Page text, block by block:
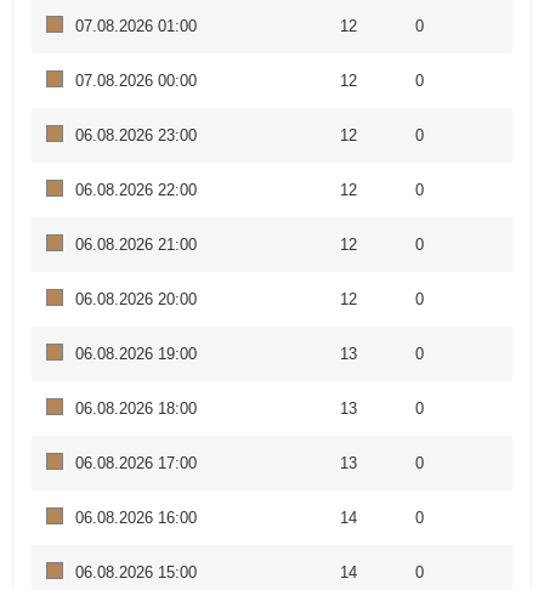
07.08.2026 01:00 12 0
07.08.2026 00:00 12 0
06.08.2026 23:00 12 0
06.08.2026 22:00 12 0
06.08.2026 21:00 12 0
06.08.2026 20:00 12 0
06.08.2026 19:00 13 0
06.08.2026 18:00 13 0
06.08.2026 17:00 13 0
06.08.2026 16:00 14 0
06.08.2026 15:00 14 0